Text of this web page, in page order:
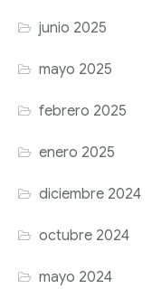
junio 2025
mayo 2025
febrero 2025
enero 2025
diciembre 2024
octubre 2024
mayo 2024